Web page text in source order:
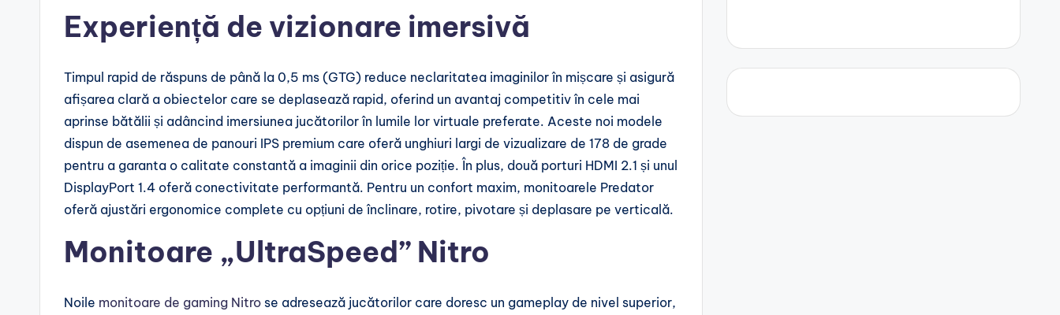
Experiență de vizionare imersivă
Timpul rapid de răspuns de până la 0,5 ms (GTG) reduce neclaritatea imaginilor în mișcare și asigură
afișarea clară a obiectelor care se deplasează rapid, oferind un avantaj competitiv în cele mai
aprinse bătălii și adâncind imersiunea jucătorilor în lumile lor virtuale preferate. Aceste noi modele
dispun de asemenea de panouri IPS premium care oferă unghiuri largi de vizualizare de 178 de grade
pentru a garanta o calitate constantă a imaginii din orice poziție. În plus, două porturi HDMI 2.1 și unul
DisplayPort 1.4 oferă conectivitate performantă. Pentru un confort maxim, monitoarele Predator
oferă ajustări ergonomice complete cu opțiuni de înclinare, rotire, pivotare și deplasare pe verticală.
Monitoare „UltraSpeed” Nitro
Noile monitoare de gaming Nitro se adresează jucătorilor care doresc un gameplay de nivel superior,